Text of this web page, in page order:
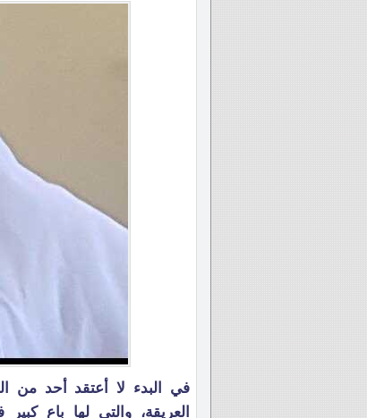
في البدء لا أعتقد أحد من
العريقة، والتي لها باع